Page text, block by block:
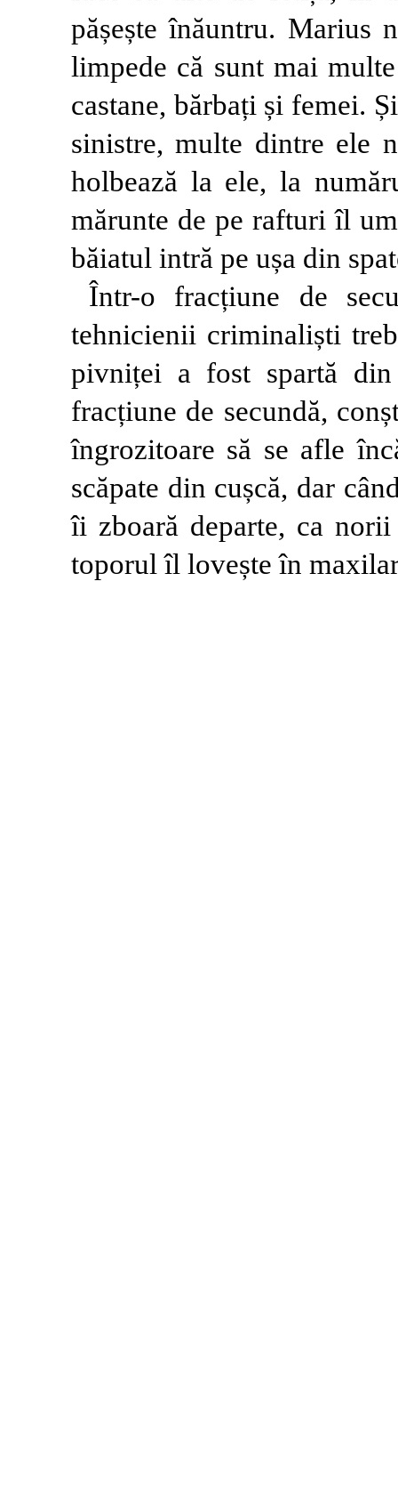
pășește înăuntru. Marius
limpede că sunt mai
castane, bărbați și femei.
sinistre, multe dintre ele
holbează la ele, la
mărunte de pe rafturi îl
băiatul intră pe ușa din
Într-o fracțiune de
tehnicienii criminaliști
pivniței a fost spartă
fracțiune de secundă,
îngrozitoare să se afle
scăpate din cușcă, dar
îi zboară departe, ca
toporul îl lovește în